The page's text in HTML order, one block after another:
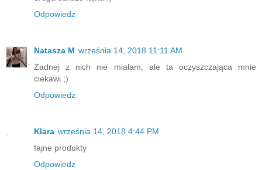
Odpowiedz
Natasza M września 14, 2018 11:11 AM
Żadnej z nich nie miałam, ale ta oczyszczająca mnie
ciekawi ;)
Odpowiedz
Klara września 14, 2018 4:44 PM
fajne produkty
Odpowiedz